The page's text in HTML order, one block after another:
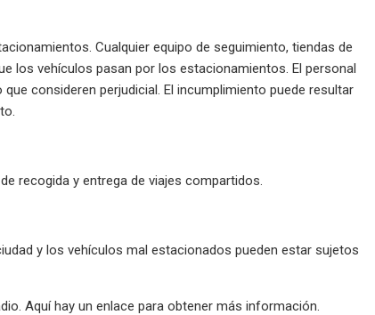
Cualquier equipo de seguimiento, tiendas de
los vehículos pasan por los estacionamientos. El personal
consideren perjudicial. El incumplimiento puede resultar
recogida y entrega de viajes compartidos.
y los vehículos mal estacionados pueden estar sujetos
Aquí hay un enlace para obtener más información.